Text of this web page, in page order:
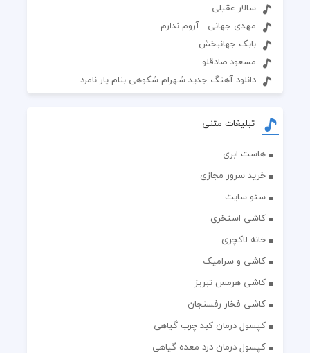
سالار عقیلی -
مهدی جهانی - آروم ندارم
بابک جهانبخش -
مسعود صادقلو -
دانلود آهنگ جدید شهرام شکوهی بنام یار نامرد
تبلیغات متنی
هاست ابری
خرید سرور مجازی
سئو سایت
کاشی استخری
خانه لاکچری
کاشی و سرامیک
کاشی هرمس تبریز
کاشی فخار رفسنجان
کپسول درمان کبد چرب گیاهی
کپسول درمان درد معده گیاهی